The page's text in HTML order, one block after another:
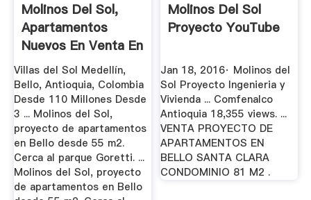
Molinos Del Sol,
Apartamentos
Nuevos En Venta En
Villas ...
Villas del Sol Medellín,
Bello, Antioquia, Colombia
Desde 110 Millones Desde
3 ... Molinos del Sol,
proyecto de apartamentos
en Bello desde 55 m2.
Cerca al parque Goretti. ...
Molinos del Sol, proyecto
de apartamentos en Bello
Molinos Del Sol
Proyecto YouTube
Jan 18, 2016· Molinos del
Sol Proyecto Ingenieria y
Vivienda ... Comfenalco
Antioquia 18,355 views. ...
VENTA PROYECTO DE
APARTAMENTOS EN
BELLO SANTA CLARA
CONDOMINIO 81 M2 .